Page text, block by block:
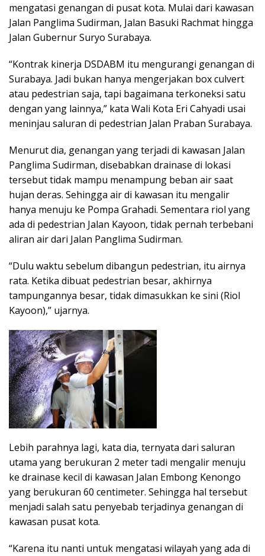
mengatasi genangan di pusat kota. Mulai dari kawasan
Jalan Panglima Sudirman, Jalan Basuki Rachmat hingga
Jalan Gubernur Suryo Surabaya.
“Kontrak kinerja DSDABM itu mengurangi genangan di
Surabaya. Jadi bukan hanya mengerjakan box culvert
atau pedestrian saja, tapi bagaimana terkoneksi satu
dengan yang lainnya,” kata Wali Kota Eri Cahyadi usai
meninjau saluran di pedestrian Jalan Praban Surabaya.
Menurut dia, genangan yang terjadi di kawasan Jalan
Panglima Sudirman, disebabkan drainase di lokasi
tersebut tidak mampu menampung beban air saat
hujan deras. Sehingga air di kawasan itu mengalir
hanya menuju ke Pompa Grahadi. Sementara riol yang
ada di pedestrian Jalan Kayoon, tidak pernah terbebani
aliran air dari Jalan Panglima Sudirman.
“Dulu waktu sebelum dibangun pedestrian, itu airnya
rata. Ketika dibuat pedestrian besar, akhirnya
tampungannya besar, tidak dimasukkan ke sini (Riol
Kayoon),” ujarnya.
Lebih parahnya lagi, kata dia, ternyata dari saluran
utama yang berukuran 2 meter tadi mengalir menuju
ke drainase kecil di kawasan Jalan Embong Kenongo
yang berukuran 60 centimeter. Sehingga hal tersebut
menjadi salah satu penyebab terjadinya genangan di
kawasan pusat kota.
“Karena itu nanti untuk mengatasi wilayah yang ada di